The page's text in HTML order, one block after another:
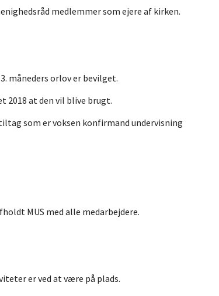
medlemmer som ejere af kirken.
måneders orlov er bevilget.
2018 at den vil blive brugt.
som er voksen konfirmand undervisning
MUS med alle medarbejdere.
er ved at være på plads.